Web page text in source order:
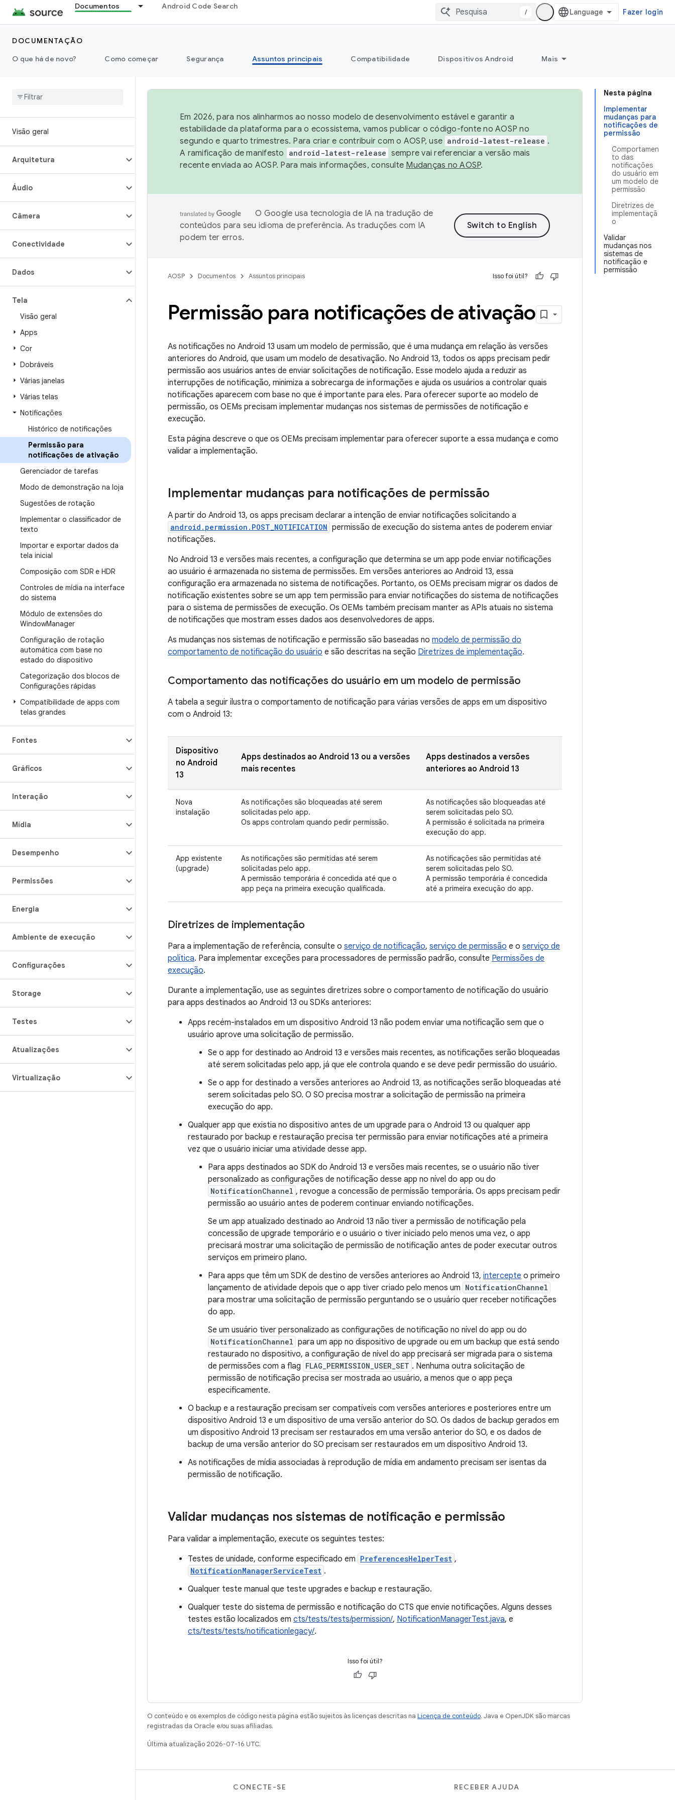
Documentos Android Code Search
/ Fazer login
DOCUMENTAÇÃO
O que há de novo?
Como começar Segurança Assuntos principais Compatibilidade Dispositivos Android Mais
Visão geral
Arquitetura
Áudio
Câmera
Conectividade
Dados
Tela
Visão geral
Apps
Cor
Dobráveis
Várias janelas
Várias telas
Notificações
Histórico de notificações
Permissão para
notificações de ativação
Gerenciador de tarefas
Modo de demonstração na loja
Sugestões de rotação
Implementar o classificador de
texto
Importar e exportar dados da
tela inicial
Composição com SDR e HDR
Controles de mídia na interface
do sistema
Módulo de extensões do
WindowManager
Configuração de rotação
automática com base no
estado do dispositivo
Categorização dos blocos de
Configurações rápidas
Compatibilidade de apps com
telas grandes
Fontes
Gráficos
Interação
Mídia
Desempenho
Permissões
Energia
Ambiente de execução
Configurações
Storage
Testes
Atualizações
Virtualização
Nesta página
Implementar
mudanças para
notificações de
permissão
Comportamen
to das
notificações
do usuário em
um modelo de
permissão
Diretrizes de
implementaçã
o
Validar
mudanças nos
sistemas de
notificação e
permissão
Em 2026, para nos alinharmos ao nosso modelo de desenvolvimento estável e garantir a
estabilidade da plataforma para o ecossistema, vamos publicar o código-fonte no AOSP no
segundo e quarto trimestres. Para criar e contribuir com o AOSP, use android-latest-release .
A ramificação de manifesto
android-latest-release sempre vai referenciar a versão mais
recente enviada ao AOSP. Para mais informações, consulte Mudanças no AOSP.
O Google usa tecnologia de IA na tradução de
conteúdos para seu idioma de preferência. As traduções com IA
podem ter erros.
AOSP Documentos Assuntos principais Isso foi útil?
Permissão para notificações de ativação
As notificações no Android 13 usam um modelo de permissão, que é uma mudança em relação às versões
anteriores do Android, que usam um modelo de desativação. No Android 13, todos os apps precisam pedir
permissão aos usuários antes de enviar solicitações de notificação. Esse modelo ajuda a reduzir as
interrupções de notificação, minimiza a sobrecarga de informações e ajuda os usuários a controlar quais
notificações aparecem com base no que é importante para eles. Para oferecer suporte ao modelo de
permissão, os OEMs precisam implementar mudanças nos sistemas de permissões de notificação e
execução.
Esta página descreve o que os OEMs precisam implementar para oferecer suporte a essa mudança e como
validar a implementação.
Implementar mudanças para notificações de permissão
A partir do Android 13, os apps precisam declarar a intenção de enviar notificações solicitando a
android.permission.POST_NOTIFICATION permissão de execução do sistema antes de poderem enviar
notificações.
No Android 13 e versões mais recentes, a configuração que determina se um app pode enviar notificações
ao usuário é armazenada no sistema de permissões. Em versões anteriores ao Android 13, essa
configuração era armazenada no sistema de notificações. Portanto, os OEMs precisam migrar os dados de
notificação existentes sobre se um app tem permissão para enviar notificações do sistema de notificações
para o sistema de permissões de execução. Os OEMs também precisam manter as APIs atuais no sistema
de notificações que mostram esses dados aos desenvolvedores de apps.
As mudanças nos sistemas de notificação e permissão são baseadas no modelo de permissão do
comportamento de notificação do usuário e são descritas na seção Diretrizes de implementação.
Comportamento das notificações do usuário em um modelo de permissão
A tabela a seguir ilustra o comportamento de notificação para várias versões de apps em um dispositivo
com o Android 13:
Dispositivo
no Android
13
Apps destinados ao Android 13 ou a versões
mais recentes
Apps destinados a versões
anteriores ao Android 13
Nova
instalação
As notificações são bloqueadas até serem
solicitadas pelo app.
Os apps controlam quando pedir permissão.
As notificações são bloqueadas até
serem solicitadas pelo SO.
A permissão é solicitada na primeira
execução do app.
App existente
(upgrade)
As notificações são permitidas até serem
solicitadas pelo app.
A permissão temporária é concedida até que o
app peça na primeira execução qualificada.
As notificações são permitidas até
serem solicitadas pelo SO.
A permissão temporária é concedida
até a primeira execução do app.
Diretrizes de implementação
Para a implementação de referência, consulte o serviço de notificação, serviço de permissão e o serviço de
política. Para implementar exceções para processadores de permissão padrão, consulte Permissões de
execução.
Durante a implementação, use as seguintes diretrizes sobre o comportamento de notificação do usuário
para apps destinados ao Android 13 ou SDKs anteriores:
Apps recém-instalados em um dispositivo Android 13 não podem enviar uma notificação sem que o
usuário aprove uma solicitação de permissão.
Se o app for destinado ao Android 13 e versões mais recentes, as notificações serão bloqueadas
até serem solicitadas pelo app, já que ele controla quando e se deve pedir permissão do usuário.
Se o app for destinado a versões anteriores ao Android 13, as notificações serão bloqueadas até
serem solicitadas pelo SO. O SO precisa mostrar a solicitação de permissão na primeira
execução do app.
Qualquer app que existia no dispositivo antes de um upgrade para o Android 13 ou qualquer app
restaurado por backup e restauração precisa ter permissão para enviar notificações até a primeira
vez que o usuário iniciar uma atividade desse app.
Para apps destinados ao SDK do Android 13 e versões mais recentes, se o usuário não tiver
personalizado as configurações de notificação desse app no nível do app ou do
NotificationChannel , revogue a concessão de permissão temporária. Os apps precisam pedir
permissão ao usuário antes de poderem continuar enviando notificações.
Se um app atualizado destinado ao Android 13 não tiver a permissão de notificação pela
concessão de upgrade temporário e o usuário o tiver iniciado pelo menos uma vez, o app
precisará mostrar uma solicitação de permissão de notificação antes de poder executar outros
serviços em primeiro plano.
Para apps que têm um SDK de destino de versões anteriores ao Android 13, intercepte o primeiro
lançamento de atividade depois que o app tiver criado pelo menos um NotificationChannel
para mostrar uma solicitação de permissão perguntando se o usuário quer receber notificações
do app.
Se um usuário tiver personalizado as configurações de notificação no nível do app ou do
NotificationChannel para um app no dispositivo de upgrade ou em um backup que está sendo
restaurado no dispositivo, a configuração de nível do app precisará ser migrada para o sistema
de permissões com a flag FLAG_PERMISSION_USER_SET . Nenhuma outra solicitação de
permissão de notificação precisa ser mostrada ao usuário, a menos que o app peça
especificamente.
O backup e a restauração precisam ser compatíveis com versões anteriores e posteriores entre um
dispositivo Android 13 e um dispositivo de uma versão anterior do SO. Os dados de backup gerados em
um dispositivo Android 13 precisam ser restaurados em uma versão anterior do SO, e os dados de
backup de uma versão anterior do SO precisam ser restaurados em um dispositivo Android 13.
As notificações de mídia associadas à reprodução de mídia em andamento precisam ser isentas da
permissão de notificação.
Validar mudanças nos sistemas de notificação e permissão
Para validar a implementação, execute os seguintes testes:
Testes de unidade, conforme especificado em PreferencesHelperTest ,
NotificationManagerServiceTest .
Qualquer teste manual que teste upgrades e backup e restauração.
Qualquer teste do sistema de permissão e notificação do CTS que envie notificações. Alguns desses
testes estão localizados em cts/tests/tests/permission/, NotificationManagerTest.java, e
cts/tests/tests/notificationlegacy/.
Isso foi útil?
O conteúdo e os exemplos de código nesta página estão sujeitos às licenças descritas na Licença de conteúdo. Java e OpenJDK são marcas
registradas da Oracle e/ou suas afiliadas.
Última atualização 2026-07-16 UTC.
CONECTE-SE
RECEBER AJUDA